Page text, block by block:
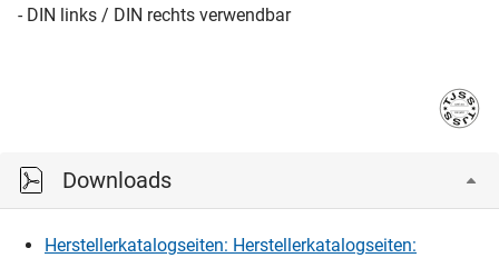
- DIN links / DIN rechts verwendbar
Downloads
Herstellerkatalogseiten: Herstellerkatalogseiten: